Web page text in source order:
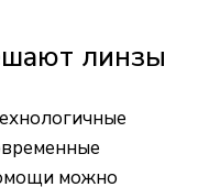
линзы
можно